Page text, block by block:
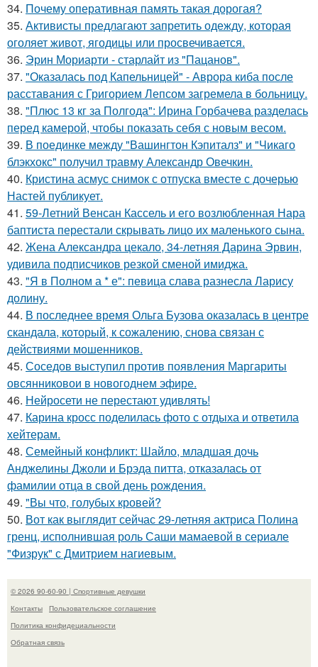
34. Почему оперативная память такая дорогая?
35. Активисты предлагают запретить одежду, которая
оголяет живот, ягодицы или просвечивается.
36. Эрин Мориарти - старлайт из "Пацанов".
37. "Оказалась под Капельницей" - Аврора киба после
расставания с Григорием Лепсом загремела в больницу.
38. "Плюс 13 кг за Полгода": Ирина Горбачева разделась
перед камерой, чтобы показать себя с новым весом.
39. В поединке между "Вашингтон Кэпиталз" и "Чикаго
блэкхокс" получил травму Александр Овечкин.
40. Кристина асмус снимок с отпуска вместе с дочерью
Настей публикует.
41. 59-Летний Венсан Кассель и его возлюбленная Нара
баптиста перестали скрывать лицо их маленького сына.
42. Жена Александра цекало, 34-летняя Дарина Эрвин,
удивила подписчиков резкой сменой имиджа.
43. "Я в Полном а * е": певица слава разнесла Ларису
долину.
44. В последнее время Ольга Бузова оказалась в центре
скандала, который, к сожалению, снова связан с
действиями мошенников.
45. Соседов выступил против появления Маргариты
овсянниковои в новогоднем эфире.
46. Нейросети не перестают удивлять!
47. Карина кросс поделилась фото с отдыха и ответила
хейтерам.
48. Семейный конфликт: Шайло, младшая дочь
Анджелины Джоли и Брэда питта, отказалась от
фамилии отца в свой день рождения.
49. "Вы что, голубых кровей?
50. Вот как выглядит сейчас 29-летняя актриса Полина
гренц, исполнившая роль Саши мамаевой в сериале
"Физрук" с Дмитрием нагиевым.
© 2026 90-60-90 | Спортивные девушки
Контакты
Пользовательское соглашение
Политика конфидециальности
Обратная связь